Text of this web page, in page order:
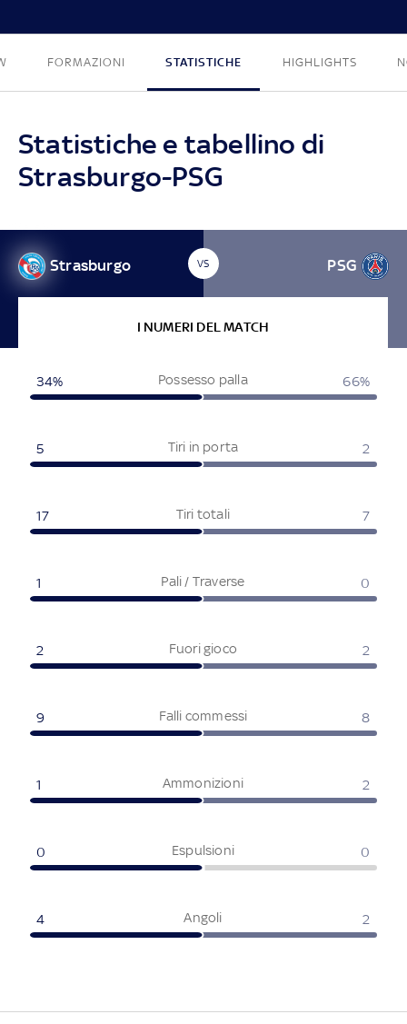
FORMAZIONI STATISTICHE HIGHLIGHTS
Statistiche e tabellino di
Strasburgo-PSG
Strasburgo VS PSG
I NUMERI DEL MATCH
Possesso palla
34% 66%
Tiri in porta
5 2
Tiri totali
17 7
Pali / Traverse
1 0
Fuori gioco
2 2
Falli commessi
9 8
Ammonizioni
1 2
Espulsioni
0 0
Angoli
4 2